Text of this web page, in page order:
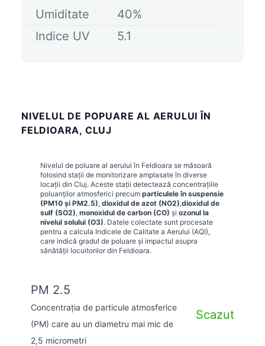
Umiditate
40%
Indice UV
5.1
NIVELUL DE POPUARE AL AERULUI ÎN
FELDIOARA, CLUJ
Nivelul de poluare al aerului în Feldioara se măsoară
folosind stații de monitorizare amplasate în diverse
locații din Cluj. Aceste stații detectează concentrațiile
poluanților atmosferici precum particulele în suspensie
(PM10 și PM2.5), dioxidul de azot (NO2),dioxidul de
sulf (SO2), monoxidul de carbon (CO) și ozonul la
nivelul solului (O3). Datele colectate sunt procesate
pentru a calcula Indicele de Calitate a Aerului (AQI),
care indică gradul de poluare și impactul asupra
sănătății locuitorilor din Feldioara.
PM 2.5
Concentrația de particule atmosferice
(PM) care au un diametru mai mic de
2,5 micrometri
Scazut